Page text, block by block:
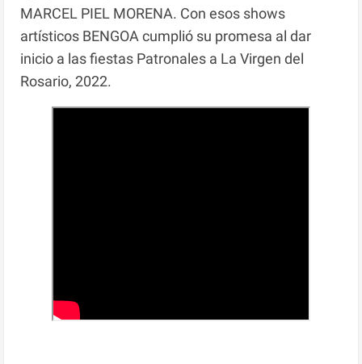
MARCEL PIEL MORENA. Con esos shows
artísticos BENGOA cumplió su promesa al dar
inicio a las fiestas Patronales a La Virgen del
Rosario, 2022.